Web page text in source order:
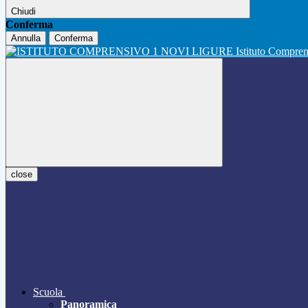
Chiudi
Conferma
Annulla Conferma
Istituto
close
Scuola
Panoramica